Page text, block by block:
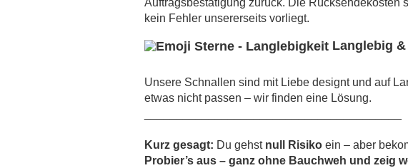
Auftragsbestätigung zurück. Die Rücksendekosten
kein Fehler unsererseits vorliegt.
Langlebig
Unsere Schnallen sind mit Liebe designt und auf
etwas nicht passen – wir finden eine Lösung.
Kurz gesagt: Du gehst null Risiko ein – aber
Probier’s aus – ganz ohne Bauchweh und zeig